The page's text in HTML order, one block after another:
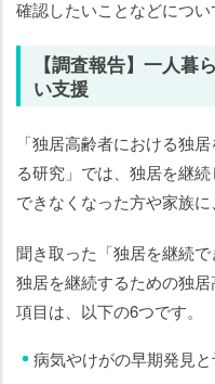
確認したいことなどについ
【調査報告】一人暮
い支援
「独居高齢者における独
る研究」では、独居を継
できなくなった方や家族に
聞き取った「独居を継続で
独居を継続するための独
項目は、以下の6つです。
病気やけがの早期発見